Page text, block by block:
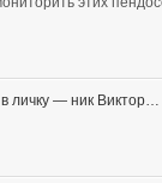
личку — ник Виктор…